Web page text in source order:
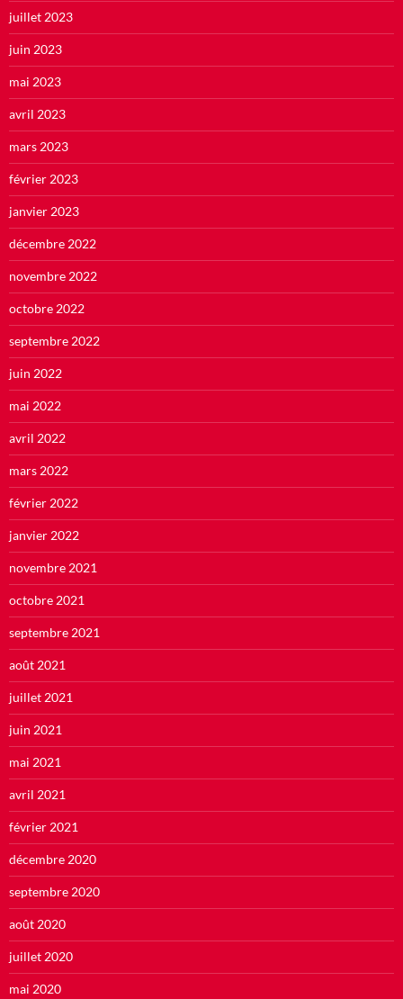
juillet 2023
juin 2023
mai 2023
avril 2023
mars 2023
février 2023
janvier 2023
décembre 2022
novembre 2022
octobre 2022
septembre 2022
juin 2022
mai 2022
avril 2022
mars 2022
février 2022
janvier 2022
novembre 2021
octobre 2021
septembre 2021
août 2021
juillet 2021
juin 2021
mai 2021
avril 2021
février 2021
décembre 2020
septembre 2020
août 2020
juillet 2020
mai 2020